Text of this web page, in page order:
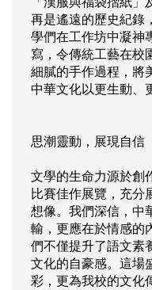
再是遙遠的歷史紀錄
學們在工作坊中凝神
寫，令傳統工藝在校
細膩的手作過程，將
中華文化以更生動、
思潮靈動，展現自信
文學的生命力源於創
比賽佳作展覽，充分
想像。我們深信，中
輸，更應在於情感的
們不僅提升了語文素
文化的自豪感。這場
彩，更為我校的文化